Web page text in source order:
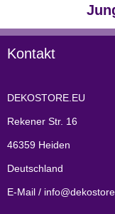
Kontakt
DEKOSTORE.EU
Rekener Str. 16
46359 Heiden
Deutschland
E-Mail /